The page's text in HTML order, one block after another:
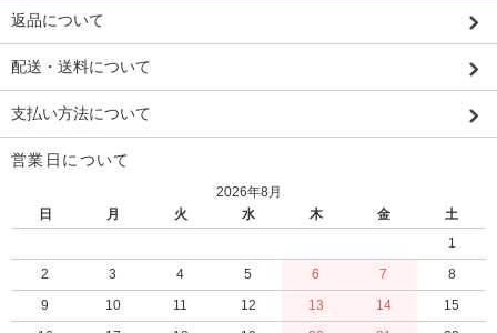
返品について
配送・送料について
支払い方法について
営業日について
2026年8月
日
月 火 水 木 金
土
1
2
3 4 5 6 7
8
9
10 11 12 13 14
15